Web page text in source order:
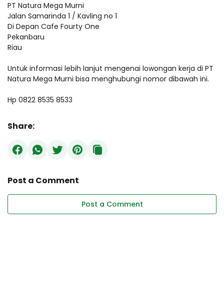
PT Natura Mega Murni
Jalan Samarinda 1 / Kavling no 1
Di Depan Cafe Fourty One
Pekanbaru
Riau
Untuk informasi lebih lanjut mengenai lowongan kerja di PT
Natura Mega Murni bisa menghubungi nomor dibawah ini.
Hp 0822 8535 8533
Share:
Post a Comment
Post a Comment